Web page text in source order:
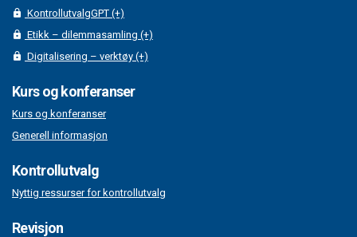
KontrollutvalgGPT (+)
Etikk – dilemmasamling (+)
Digitalisering – verktøy (+)
Kurs og konferanser
Kurs og konferanser
Generell informasjon
Kontrollutvalg
Nyttig ressurser for kontrollutvalg
Revisjon